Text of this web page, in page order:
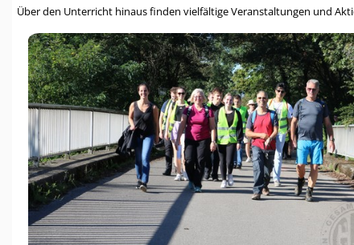
Über den Unterricht hinaus finden vielfältige Veranstaltungen und